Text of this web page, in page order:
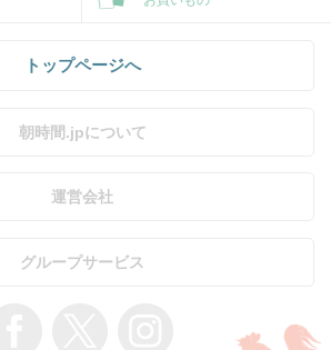
トップページへ
朝時間.jpについて
運営会社
グループサービス